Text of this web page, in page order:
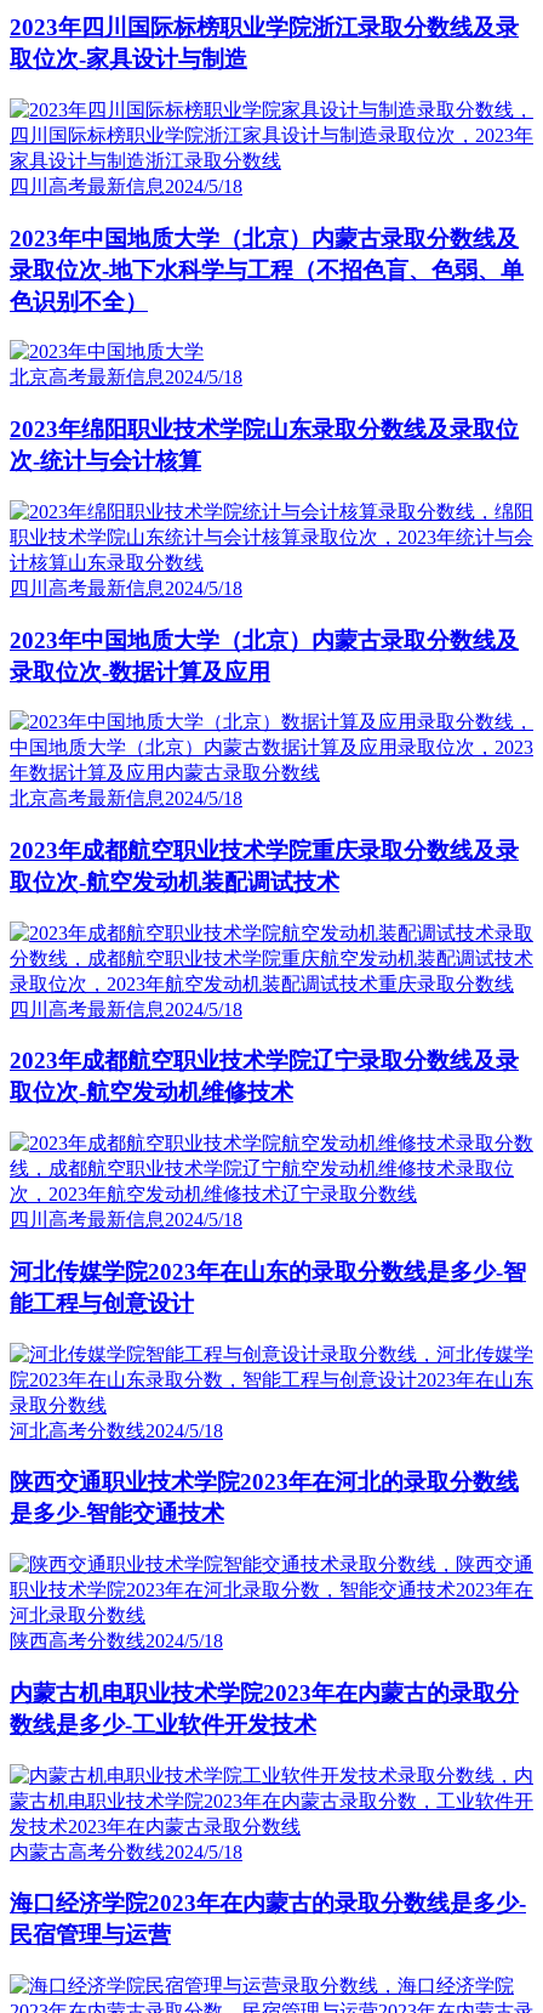
2023年四川国际标榜职业学院浙江录取分数线及录
取位次-家具设计与制造
四川高考最新信息2024/5/18
2023年中国地质大学（北京）内蒙古录取分数线及
录取位次-地下水科学与工程（不招色盲、色弱、单
色识别不全）
北京高考最新信息2024/5/18
2023年绵阳职业技术学院山东录取分数线及录取位
次-统计与会计核算
四川高考最新信息2024/5/18
2023年中国地质大学（北京）内蒙古录取分数线及
录取位次-数据计算及应用
北京高考最新信息2024/5/18
2023年成都航空职业技术学院重庆录取分数线及录
取位次-航空发动机装配调试技术
四川高考最新信息2024/5/18
2023年成都航空职业技术学院辽宁录取分数线及录
取位次-航空发动机维修技术
四川高考最新信息2024/5/18
河北传媒学院2023年在山东的录取分数线是多少-智
能工程与创意设计
河北高考分数线2024/5/18
陕西交通职业技术学院2023年在河北的录取分数线
是多少-智能交通技术
陕西高考分数线2024/5/18
内蒙古机电职业技术学院2023年在内蒙古的录取分
数线是多少-工业软件开发技术
内蒙古高考分数线2024/5/18
海口经济学院2023年在内蒙古的录取分数线是多少-
民宿管理与运营